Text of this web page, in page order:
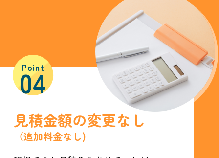
Point
04
見積金額の変更なし
（追加料金なし)